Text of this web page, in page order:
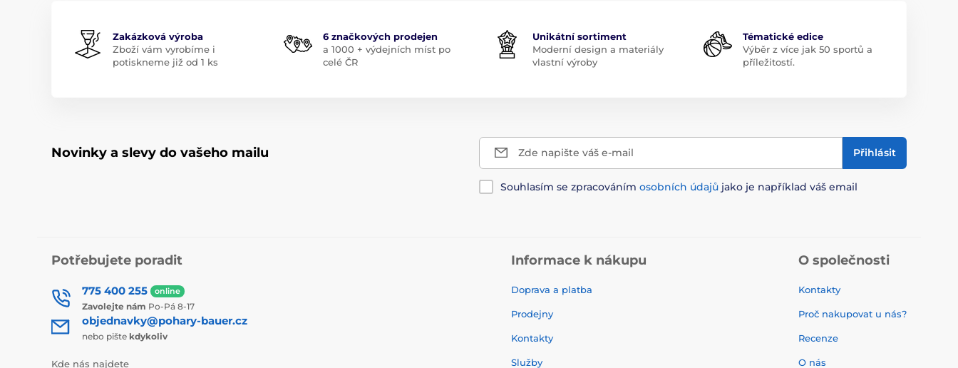
Zakázková výroba
Zboží vám vyrobíme i
potiskneme již od 1 ks
6 značkových prodejen
a 1000 + výdejních míst po
celé ČR
Unikátní sortiment
Moderní design a materiály
vlastní výroby
Tématické edice
Výběr z více jak 50 sportů a
příležitostí.
Novinky a slevy do vašeho mailu Zde napište váš e-mail Přihlásit
Souhlasím se zpracováním osobních údajů jako je například váš email
Potřebujete poradit
775 400 255 online
Zavolejte nám Po-Pá 8-17
objednavky@pohary-bauer.cz
nebo pište kdykoliv
Kde nás najdete
Informace k nákupu
Doprava a platba
Prodejny
Kontakty
Služby
O společnosti
Kontakty
Proč nakupovat u nás?
Recenze
O nás